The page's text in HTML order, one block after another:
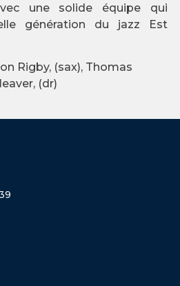
une solide équipe qui
génération du jazz Est
Rigby, (sax), Thomas
(dr)